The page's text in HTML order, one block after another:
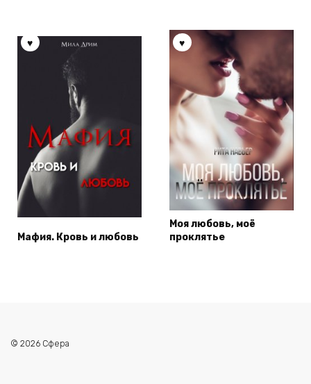
Мафия. Кровь и любовь
Моя любовь, моё
проклятье
© 2026 Сфера